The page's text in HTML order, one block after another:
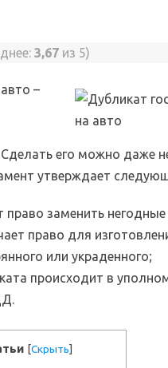
3,67 из 5)
–
Сделать его можно даже
утверждает
право заменить
право для
или украденного;
происходит в
[Скрыть]